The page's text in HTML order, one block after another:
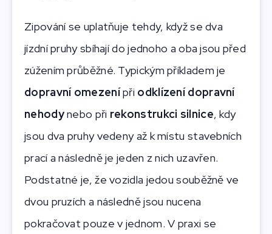
Zipování se uplatňuje tehdy, když se dva
jízdní pruhy sbíhají do jednoho a oba jsou před
zúžením průběžné. Typickým příkladem je
dopravní omezenípři odklízení dopravní
nehodynebo při rekonstrukci silnice, kdy
jsou dva pruhy vedeny až k místu stavebních
prací a následně je jeden z nich uzavřen.
Podstatné je, že vozidla jedou souběžně ve
dvou pruzích a následně jsou nucena
pokračovat pouze v jednom. V praxi se